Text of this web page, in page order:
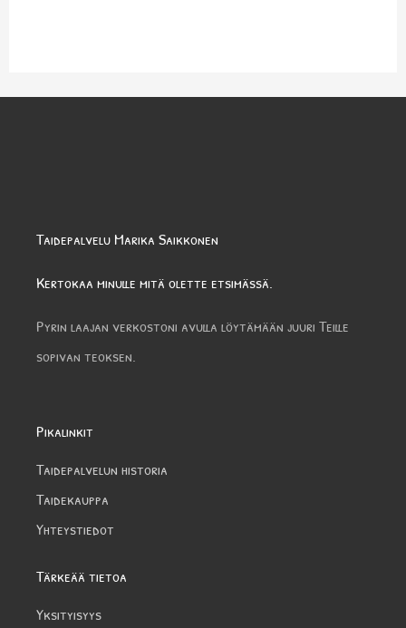
Taidepalvelu Marika Saikkonen
Kertokaa minulle mitä olette etsimässä.
Pyrin laajan verkostoni avulla löytämään juuri Teille
sopivan teoksen.
Pikalinkit
Taidepalvelun historia
Taidekauppa
Yhteystiedot
Tärkeää tietoa
Yksityisyys